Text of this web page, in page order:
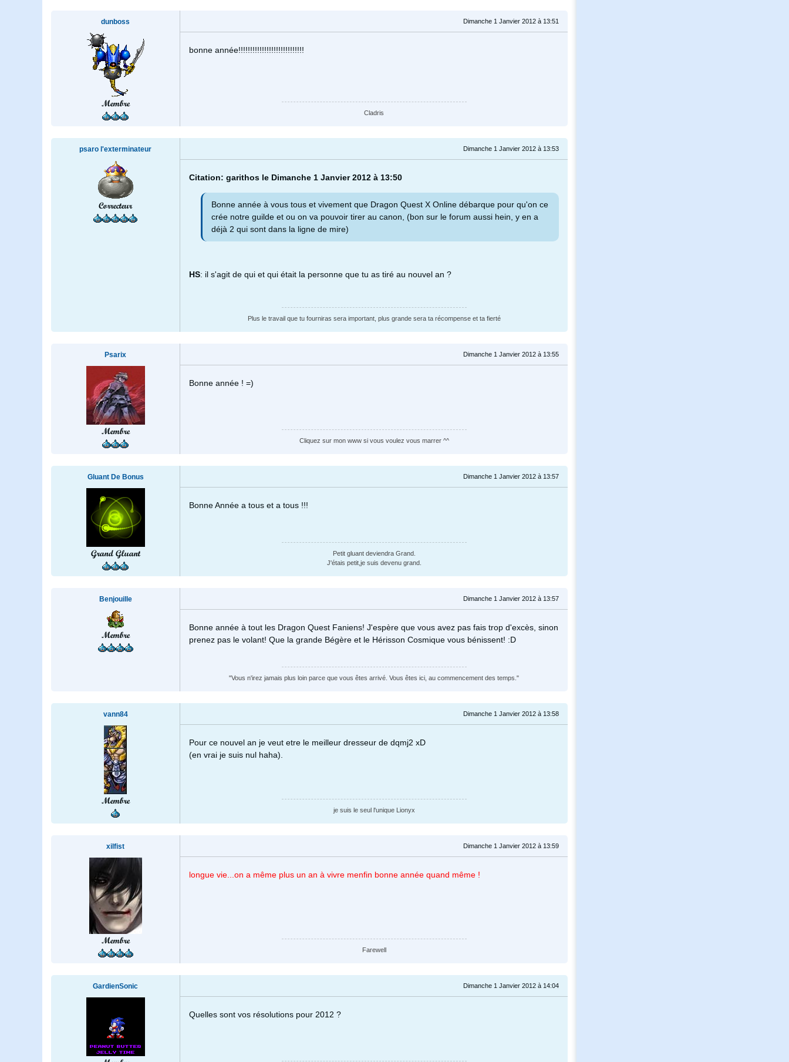
dunboss
Membre
Dimanche 1 Janvier 2012 à 13:51
bonne année!!!!!!!!!!!!!!!!!!!!!!!!!!!!
Cladris
psaro l'exterminateur
Correcteur
Dimanche 1 Janvier 2012 à 13:53
Citation: garithos le Dimanche 1 Janvier 2012 à 13:50
Bonne année à vous tous et vivement que Dragon Quest X Online débarque pour qu'on ce
crée notre guilde et ou on va pouvoir tirer au canon, (bon sur le forum aussi hein, y en a
déjà 2 qui sont dans la ligne de mire)
HS: il s'agit de qui et qui était la personne que tu as tiré au nouvel an ?
Plus le travail que tu fourniras sera important, plus grande sera ta récompense et ta fierté
Psarix
Membre
Dimanche 1 Janvier 2012 à 13:55
Bonne année ! =)
Cliquez sur mon www si vous voulez vous marrer ^^
Gluant De Bonus
Grand Gluant
Dimanche 1 Janvier 2012 à 13:57
Bonne Année a tous et a tous !!!
Petit gluant deviendra Grand.
J'étais petit,je suis devenu grand.
Benjouille
Membre
Dimanche 1 Janvier 2012 à 13:57
Bonne année à tout les Dragon Quest Faniens! J'espère que vous avez pas fais trop d'excès, sinon
prenez pas le volant! Que la grande Bégère et le Hérisson Cosmique vous bénissent! :D
"Vous n'irez jamais plus loin parce que vous êtes arrivé. Vous êtes ici, au commencement des temps."
vann84
Membre
Dimanche 1 Janvier 2012 à 13:58
Pour ce nouvel an je veut etre le meilleur dresseur de dqmj2 xD
(en vrai je suis nul haha).
je suis le seul l'unique Lionyx
xilfist
Membre
Dimanche 1 Janvier 2012 à 13:59
longue vie...on a même plus un an à vivre menfin bonne année quand même !
Farewell
GardienSonic Dimanche 1 Janvier 2012 à 14:04
Quelles sont vos résolutions pour 2012 ?